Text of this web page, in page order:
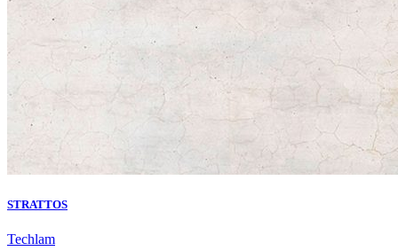
STRATTOS
Techlam